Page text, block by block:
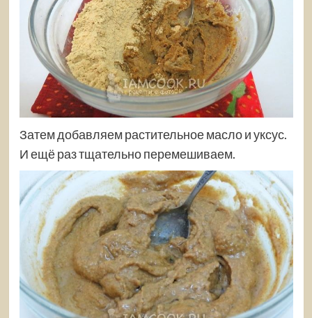
Затем добавляем растительное масло и уксус.
И ещё раз тщательно перемешиваем.